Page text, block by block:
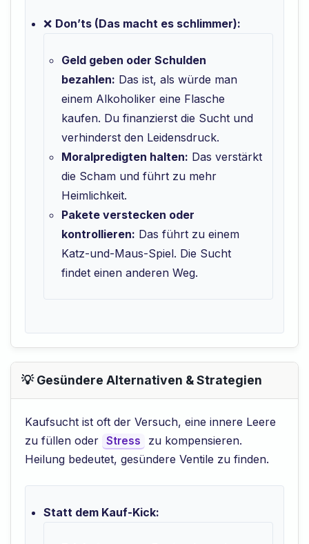
❌ Don’ts (Das macht es schlimmer):
Geld geben oder Schulden
bezahlen: Das ist, als würde man
einem Alkoholiker eine Flasche
kaufen. Du finanzierst die Sucht und
verhinderst den Leidensdruck.
Moralpredigten halten: Das verstärkt
die Scham und führt zu mehr
Heimlichkeit.
Pakete verstecken oder
kontrollieren: Das führt zu einem
Katz-und-Maus-Spiel. Die Sucht
findet einen anderen Weg.
💡 Gesündere Alternativen & Strategien
Kaufsucht ist oft der Versuch, eine innere Leere
zu füllen oder Stress
zu kompensieren.
Heilung bedeutet, gesündere Ventile zu finden.
Statt dem Kauf-Kick: